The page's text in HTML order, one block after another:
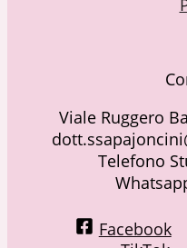
Viale Ruggero
Telefono
Facebook